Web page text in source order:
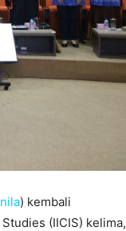
) kembali
(IICIS) kelima,